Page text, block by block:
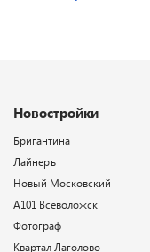
Новостройки
Бригантина
Лайнеръ
Новый Московский
А101 Всеволожск
Фотограф
Квартал Лаголово